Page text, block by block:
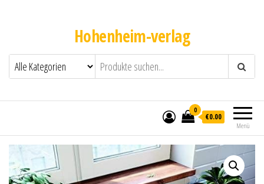
Hohenheim-verlag
Menü
0
€0.00